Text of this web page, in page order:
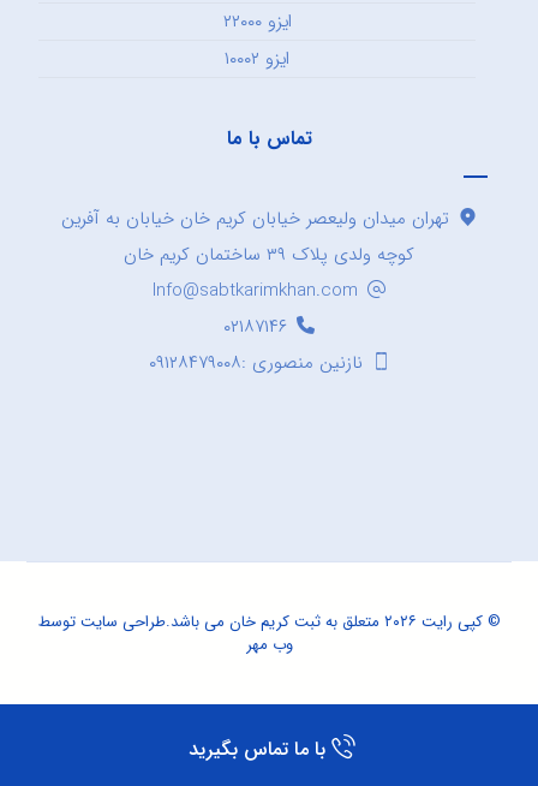
ایزو ۲۲۰۰۰
ایزو ۱۰۰۰۲
تماس با ما
تهران میدان ولیعصر خیابان کریم خان خیابان به آفرین
کوچه ولدی پلاک ۳۹ ساختمان کریم خان
Info@sabtkarimkhan.com
۰۲۱۸۷۱۴۶
نازنین منصوری :۰۹۱۲۸۴۷۹۰۰۸
© کپی رایت ۲۰۲۶ متعلق به ثبت کریم خان می باشد. طراحی سایتتوسط
وب مهر
با ما تماس بگیرید